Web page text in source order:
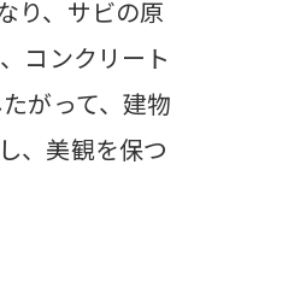
り、サビの原
コンクリート
がって、建物
、美観を保つ